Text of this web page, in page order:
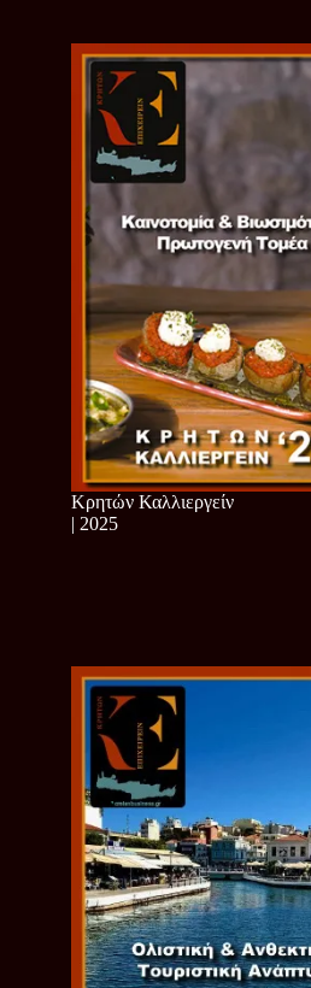
Κρητών Καλλιεργείν
| 2025